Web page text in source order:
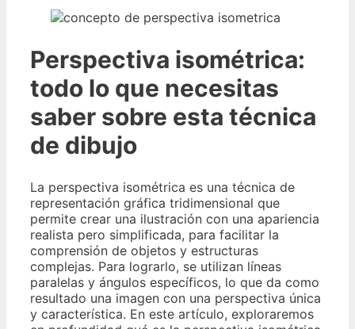
Perspectiva isométrica:
todo lo que necesitas
saber sobre esta técnica
de dibujo
La perspectiva isométrica es una técnica de
representación gráfica tridimensional que
permite crear una ilustración con una apariencia
realista pero simplificada, para facilitar la
comprensión de objetos y estructuras
complejas. Para lograrlo, se utilizan líneas
paralelas y ángulos específicos, lo que da como
resultado una imagen con una perspectiva única
y característica. En este artículo, exploraremos